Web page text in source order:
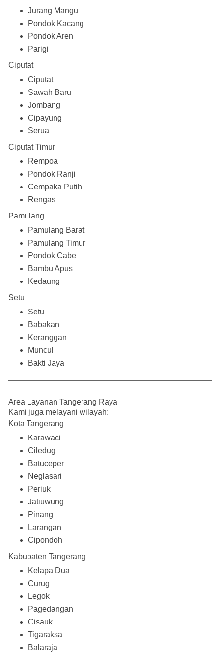
Jurang Mangu
Pondok Kacang
Pondok Aren
Parigi
Ciputat
Ciputat
Sawah Baru
Jombang
Cipayung
Serua
Ciputat Timur
Rempoa
Pondok Ranji
Cempaka Putih
Rengas
Pamulang
Pamulang Barat
Pamulang Timur
Pondok Cabe
Bambu Apus
Kedaung
Setu
Setu
Babakan
Keranggan
Muncul
Bakti Jaya
Area Layanan Tangerang Raya
Kami juga melayani wilayah:
Kota Tangerang
Karawaci
Ciledug
Batuceper
Neglasari
Periuk
Jatiuwung
Pinang
Larangan
Cipondoh
Kabupaten Tangerang
Kelapa Dua
Curug
Legok
Pagedangan
Cisauk
Tigaraksa
Balaraja